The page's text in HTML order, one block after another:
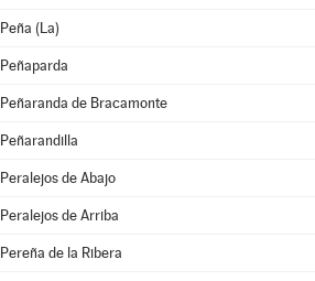
Peña (La)
Peñaparda
Peñaranda de Bracamonte
Peñarandilla
Peralejos de Abajo
Peralejos de Arriba
Pereña de la Ribera